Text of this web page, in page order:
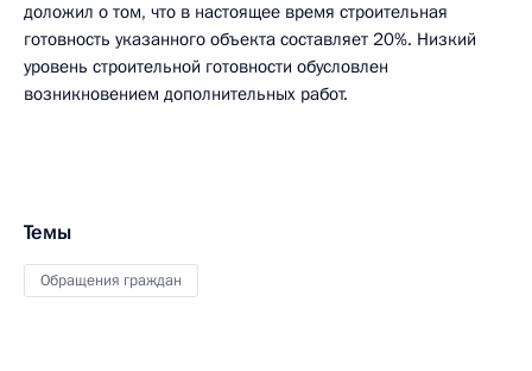
доложил о том, что в настоящее время строительная
готовность указанного объекта составляет 20%. Низкий
уровень строительной готовности обусловлен
возникновением дополнительных работ.
Темы
Обращения граждан